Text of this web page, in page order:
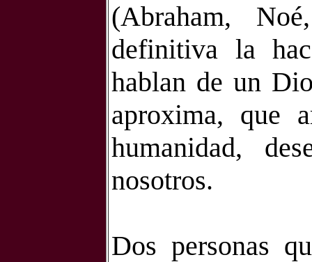
(Abraham,
definitiva la
hablan de un
aproxima, que
humanidad,
nosotros.
Dos personas